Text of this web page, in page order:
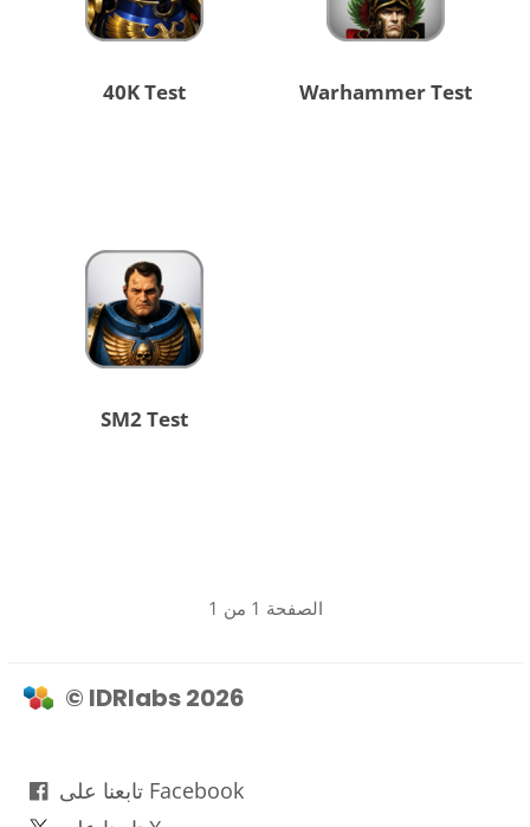
40K Test Warhammer Test
SM2 Test
الصفحة 1 من 1
© IDRlabs 2026
تابعنا على Facebook